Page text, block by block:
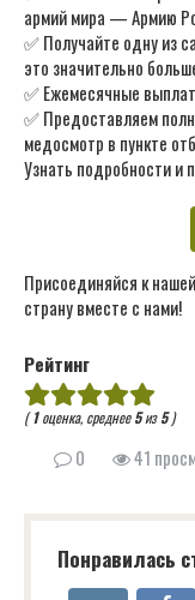
армий мира — Армию
✅ Получайте одну из
это значительно
✅ Ежемесячные
✅ Предоставляем
медосмотр в пункте
Узнать подробности и
Присоединяйся к
страну вместе с нами!
Рейтинг
(1оценка, среднее5из5)
0 41
Понравилась